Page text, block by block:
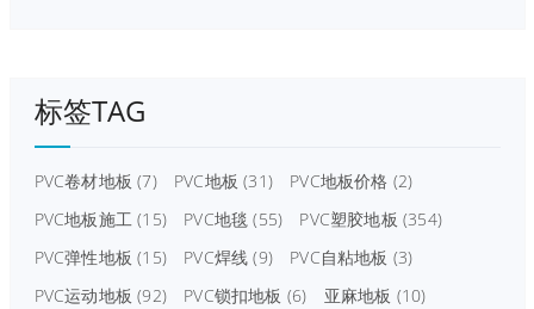
标签TAG
PVC卷材地板 (7) PVC地板 (31) PVC地板价格 (2)
PVC地板施工(15) PVC地毯 (55) PVC塑胶地板 (354)
PVC弹性地板 (15) PVC焊线 (9) PVC自粘地板 (3)
PVC运动地板 (92) PVC锁扣地板 (6) 亚麻地板 (10)